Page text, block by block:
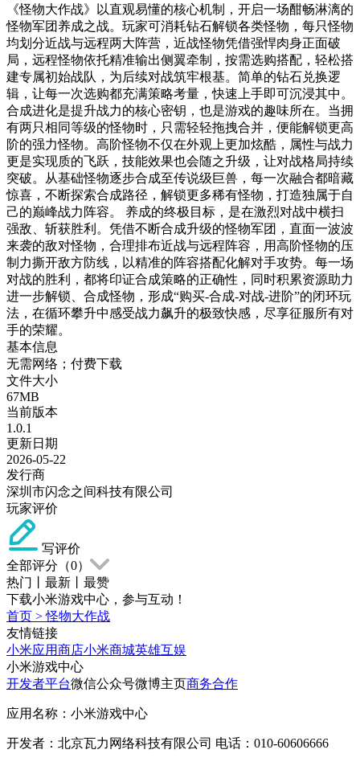
《怪物大作战》以直观易懂的核心机制，开启一场酣畅淋漓的
怪物军团养成之战。玩家可消耗钻石解锁各类怪物，每只怪物
均划分近战与远程两大阵营，近战怪物凭借强悍肉身正面破
局，远程怪物依托精准输出侧翼牵制，按需选购搭配，轻松搭
建专属初始战队，为后续对战筑牢根基。简单的钻石兑换逻
辑，让每一次选购都充满策略考量，快速上手即可沉浸其中。
合成进化是提升战力的核心密钥，也是游戏的趣味所在。当拥
有两只相同等级的怪物时，只需轻轻拖拽合并，便能解锁更高
阶的强力怪物。高阶怪物不仅在外观上更加炫酷，属性与战力
更是实现质的飞跃，技能效果也会随之升级，让对战格局持续
突破。从基础怪物逐步合成至传说级巨兽，每一次融合都暗藏
惊喜，不断探索合成路径，解锁更多稀有怪物，打造独属于自
己的巅峰战力阵容。 养成的终极目标，是在激烈对战中横扫
强敌、斩获胜利。凭借不断合成升级的怪物军团，直面一波波
来袭的敌对怪物，合理排布近战与远程阵容，用高阶怪物的压
制力撕开敌方防线，以精准的阵容搭配化解对手攻势。每一场
对战的胜利，都将印证合成策略的正确性，同时积累资源助力
进一步解锁、合成怪物，形成“购买-合成-对战-进阶”的闭环玩
法，在循环攀升中感受战力飙升的极致快感，尽享征服所有对
手的荣耀。
基本信息
无需网络；付费下载
文件大小
67MB
当前版本
1.0.1
更新日期
2026-05-22
发行商
深圳市闪念之间科技有限公司
玩家评价
写评价
全部评分（0）
热门
最新
最赞
下载小米游戏中心，参与互动！
首页 >怪物大作战
友情链接
小米应用商店小米商城英雄互娱
小米游戏中心
开发者平台微信公众号微博主页商务合作
应用名称：小米游戏中心
开发者：北京瓦力网络科技有限公司 电话：010-60606666